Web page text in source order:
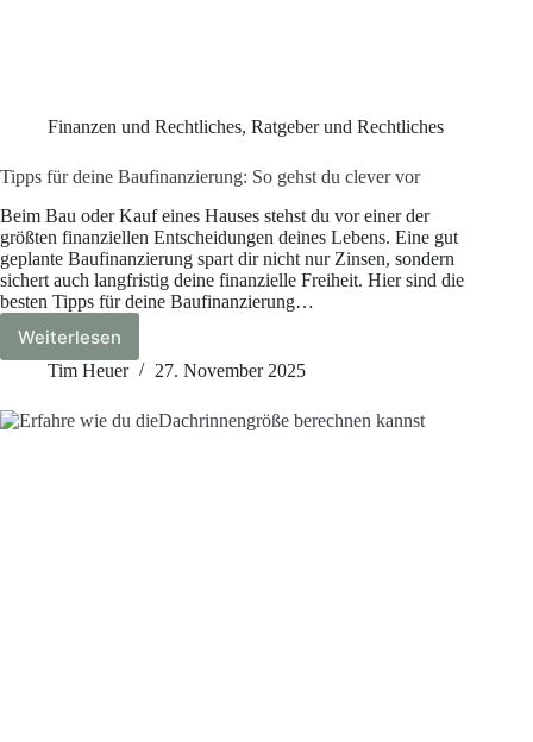
Finanzen und Rechtliches, Ratgeber und Rechtliches
Tipps für deine Baufinanzierung: So gehst du clever vor
Beim Bau oder Kauf eines Hauses stehst du vor einer der
größten finanziellen Entscheidungen deines Lebens. Eine gut
geplante Baufinanzierung spart dir nicht nur Zinsen, sondern
sichert auch langfristig deine finanzielle Freiheit. Hier sind die
besten Tipps für deine Baufinanzierung…
Weiterlesen
Tipps
für
Baufinanzierung:
Tim Heuer 27. November 2025